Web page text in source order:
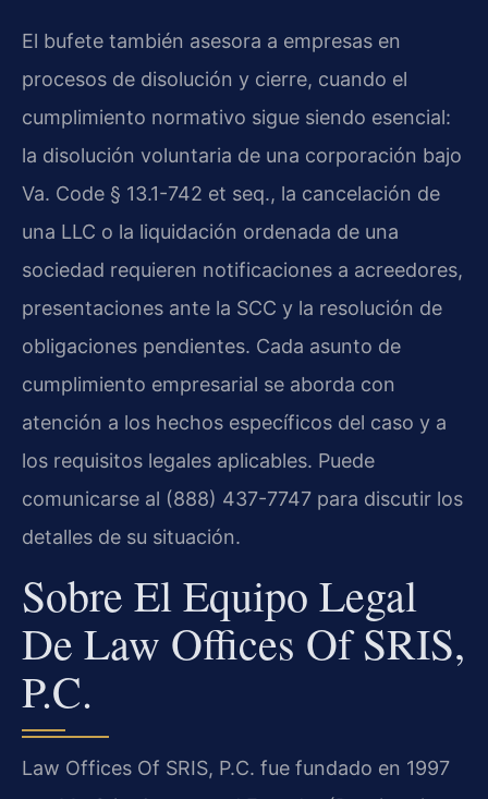
El bufete también asesora a empresas en
procesos de disolución y cierre, cuando el
cumplimiento normativo sigue siendo esencial:
la disolución voluntaria de una corporación bajo
Va. Code § 13.1-742 et seq., la cancelación de
una LLC o la liquidación ordenada de una
sociedad requieren notificaciones a acreedores,
presentaciones ante la SCC y la resolución de
obligaciones pendientes. Cada asunto de
cumplimiento empresarial se aborda con
atención a los hechos específicos del caso y a
los requisitos legales aplicables. Puede
comunicarse al (888) 437-7747 para discutir los
detalles de su situación.
Sobre El Equipo Legal
De Law Offices Of SRIS,
P.C.
Law Offices Of SRIS, P.C. fue fundado en 1997